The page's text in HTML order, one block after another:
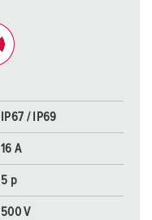
IP67 / IP69
16 A
5 p
500 V